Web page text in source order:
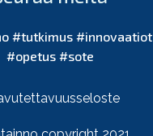
#tutkimus #innovaatiot
#opetus #sote